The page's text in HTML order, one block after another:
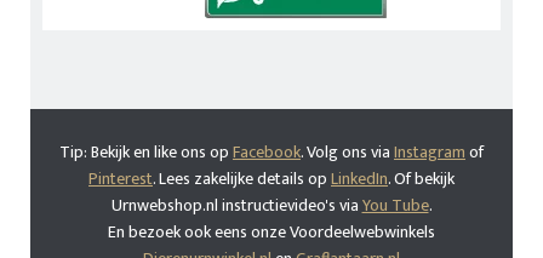
Tip: Bekijk en like ons opFacebook. Volg ons viaInstagramof
Pinterest. Lees zakelijke details opLinkedIn. Of bekijk
Urnwebshop.nl instructievideo's viaYou Tube.
En bezoek ook eens onze Voordeelwebwinkels